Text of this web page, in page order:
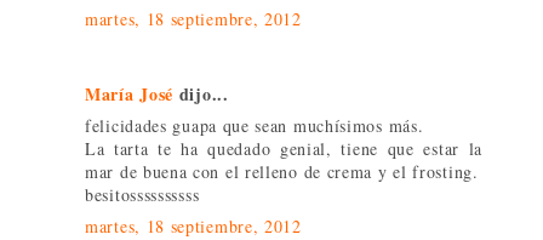
martes, 18 septiembre, 2012
María José dijo...
felicidades guapa que sean muchísimos más.
La tarta te ha quedado genial, tiene que estar la
mar de buena con el relleno de crema y el frosting.
besitossssssssss
martes, 18 septiembre, 2012